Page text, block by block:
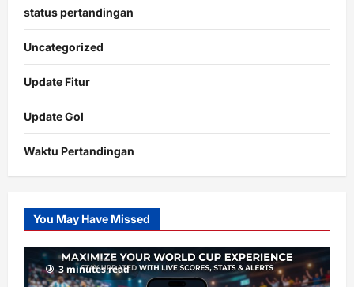
status pertandingan
Uncategorized
Update Fitur
Update Gol
Waktu Pertandingan
Slot
Gacor
RTP
terupdate
You May Have Missed
3 minutes read